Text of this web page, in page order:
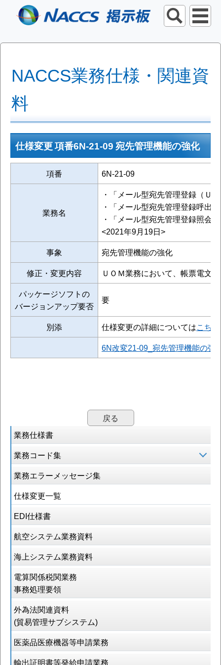
NACCS業務仕様・関連資
料
業務仕様書
業務コード集
業務エラーメッセージ集
仕様変更一覧
EDI仕様書
航空システム業務資料
海上システム業務資料
電算関係税関業務
事務処理要領
外為法関連資料
(貿易管理サブシステム)
医薬品医療機器等申請業務
輸出証明書等発給申請業務
仕様変更 項番6N-21-09 宛先管理機能の強化
項番 6N-21-09
業務名
・「メール型宛先管理登録（Ｕ
・「メール型宛先管理登録呼出
・「メール型宛先管理登録照会
<2021年9月19日>
事象
宛先管理機能の強化
修正・変更内容
ＵＯＭ業務において、帳票電文
パッケージソフトの
バージョンアップ要否
要
別添 仕様変更の詳細についてはこちら
6N改変21-09_宛先管理機能の強
戻る